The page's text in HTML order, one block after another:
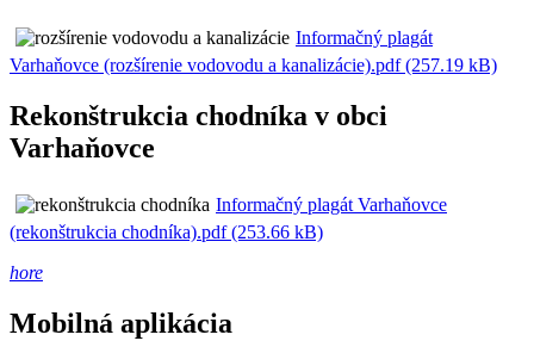
Informačný plagát
Varhaňovce (rozšírenie vodovodu a kanalizácie).pdf (257.19 kB)
Rekonštrukcia chodníka v obci
Varhaňovce
Informačný plagát Varhaňovce
(rekonštrukcia chodníka).pdf (253.66 kB)
hore
Mobilná aplikácia